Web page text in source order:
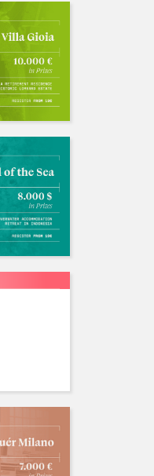
招募中/Ongoing
招募中/Ongoing
招募中/Ongoing
招募中/Ongoing